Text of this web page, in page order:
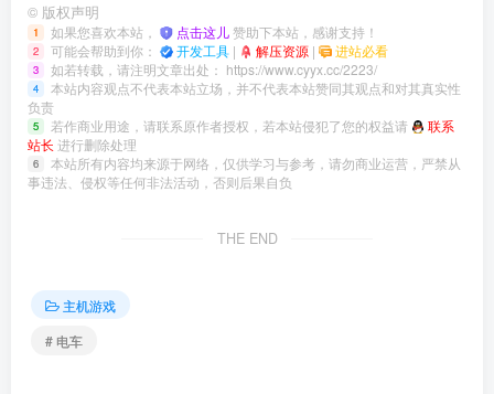
© 版权声明
1 如果您喜欢本站， 点击这儿赞助下本站，感谢支持！
2 可能会帮助到你： 开发工具 | 解压资源 | 进站必看
3 如若转载，请注明文章出处： https://www.cyyx.cc/2223/
4
本站内容观点不代表本站立场，并不代表本站赞同其观点和对其真实性
负责
5 若作商业用途，请联系原作者授权，若本站侵犯了您的权益请
联系
站长 进行删除处理
6
本站所有内容均来源于网络，仅供学习与参考，请勿商业运营，严禁从
事违法、侵权等任何非法活动，否则后果自负
THE END
主机游戏
# 电车